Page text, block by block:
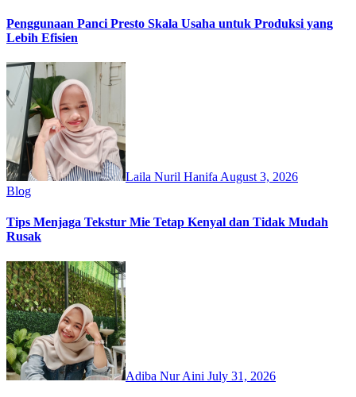
Penggunaan Panci Presto Skala Usaha untuk Produksi yang
Lebih Efisien
Laila Nuril Hanifa August 3, 2026
Blog
Tips Menjaga Tekstur Mie Tetap Kenyal dan Tidak Mudah
Rusak
Adiba Nur Aini July 31, 2026